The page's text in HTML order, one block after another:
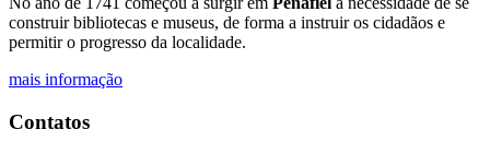
construir bibliotecas e museus, de forma a instruir os cidadãos e
permitir o progresso da localidade.
mais informação
Contatos